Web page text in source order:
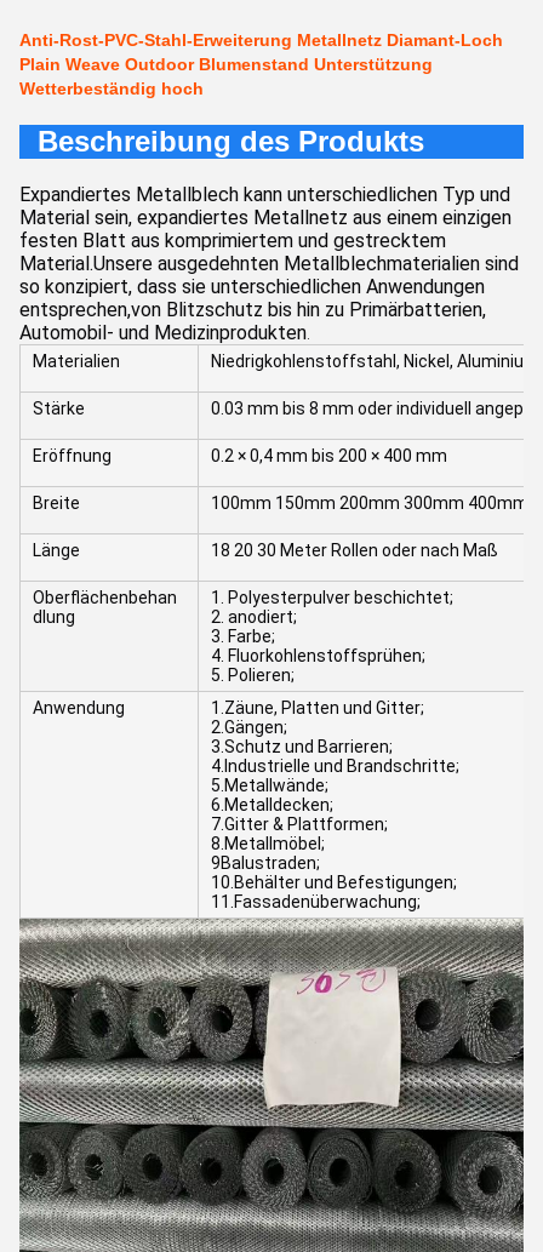
Anti-Rost-PVC-Stahl-Erweiterung Metallnetz Diamant-Loch
Plain Weave Outdoor Blumenstand Unterstützung
Wetterbeständig hoch
Beschreibung des Produkts
Expandiertes Metallblech kann unterschiedlichen Typ und
Material sein, expandiertes Metallnetz aus einem einzigen
festen Blatt aus komprimiertem und gestrecktem
Material.Unsere ausgedehnten Metallblechmaterialien sind
so konzipiert, dass sie unterschiedlichen Anwendungen
entsprechen,von Blitzschutz bis hin zu Primärbatterien,
Automobil- und Medizinprodukten.
Materialien Niedrigkohlenstoffstahl, Nickel,
Stärke 0.03 mm bis 8 mm oder individuell
Eröffnung 0.2 × 0,4 mm bis 200 × 400 mm
Breite 100mm 150mm 200mm 300mm 400mm
Länge 18 20 30 Meter Rollen oder nach Maß
Oberflächenbehan
dlung
1. Polyesterpulver beschichtet;
2. anodiert;
3. Farbe;
4. Fluorkohlenstoffsprühen;
5. Polieren;
Anwendung
1.Zäune, Platten und Gitter;
2.Gängen;
3.Schutz und Barrieren;
4.Industrielle und Brandschritte;
5.Metallwände;
6.Metalldecken;
7.Gitter & Plattformen;
8.Metallmöbel;
9Balustraden;
10.Behälter und Befestigungen;
11.Fassadenüberwachung;